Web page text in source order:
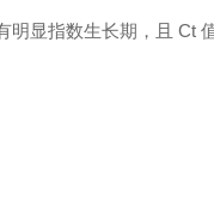
显指数生长期，且 Ct